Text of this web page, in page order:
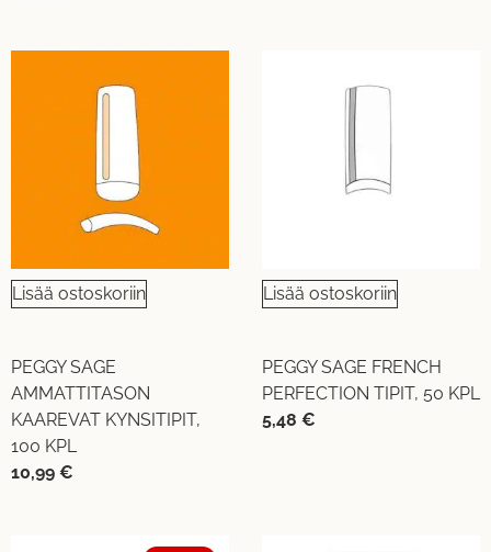
Lisää ostoskoriin
PEGGY SAGE
AMMATTITASON
KAAREVAT KYNSITIPIT,
100 KPL
10,99 €
Lisää ostoskoriin
PEGGY SAGE FRENCH
PERFECTION TIPIT, 50 KPL
5,48 €